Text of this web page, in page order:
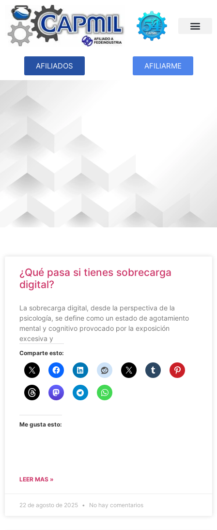
AFILIADOS AFILIARME
¿Qué pasa si tienes sobrecarga
digital?
La sobrecarga digital, desde la perspectiva de la
psicología, se define como un estado de agotamiento
mental y cognitivo provocado por la exposición
excesiva y
Comparte esto:
Me gusta esto:
LEER MAS »
22 de agosto de 2025 No hay comentarios